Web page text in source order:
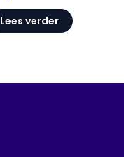
Lees verder